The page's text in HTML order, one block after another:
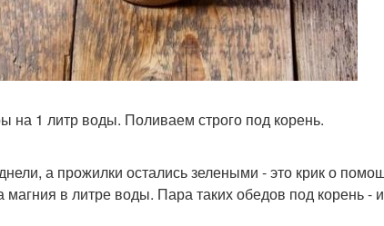
на 1 литр воды. Поливаем строго под корень.
а прожилки остались зелеными - это крик о
магния в литре воды. Пара таких обедов под корень -